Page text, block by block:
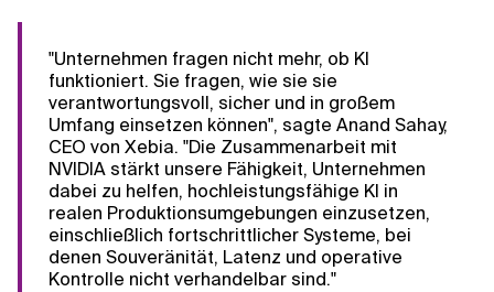
"Unternehmen fragen nicht mehr, ob KI
funktioniert. Sie fragen, wie sie sie
verantwortungsvoll, sicher und in großem
Umfang einsetzen können", sagte Anand Sahay,
CEO von Xebia. "Die Zusammenarbeit mit
NVIDIA stärkt unsere Fähigkeit, Unternehmen
dabei zu helfen, hochleistungsfähige KI in
realen Produktionsumgebungen einzusetzen,
einschließlich fortschrittlicher Systeme, bei
denen Souveränität, Latenz und operative
Kontrolle nicht verhandelbar sind."